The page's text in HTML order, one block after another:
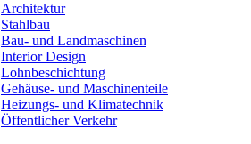
Architektur
Stahlbau
Bau- und Landmaschinen
Interior Design
Lohnbeschichtung
Gehäuse- und Maschinenteile
Heizungs- und Klimatechnik
Öffentlicher Verkehr